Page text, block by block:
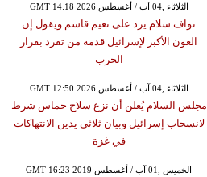
GMT 14:18 2026 الثلاثاء ,04 آب / أغسطس
نواف سلام يرد على نعيم قاسم ويقول إن
العون الأكبر لإسرائيل قدمه من تفرد بقرار
الحرب
GMT 12:50 2026 الثلاثاء ,04 آب / أغسطس
مجلس السلام يُعلن أن نزع سلاح حماس شرط
لانسحاب إسرائيل وبيان ثلاثي يدين الانتهاكات
في غزة
GMT 16:23 2019 الخميس ,01 آب / أغسطس